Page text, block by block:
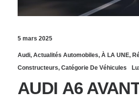
5 mars 2025
Audi, Actualités Automobiles, À LA UNE,
Constructeurs, Catégorie De Véhicules
AUDI A6